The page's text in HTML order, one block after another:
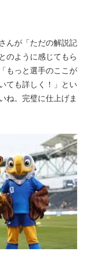
んが「ただの解説記
のように感じてもら
もっと選手のここが
ても詳しく！」とい
ね。完璧に仕上げま